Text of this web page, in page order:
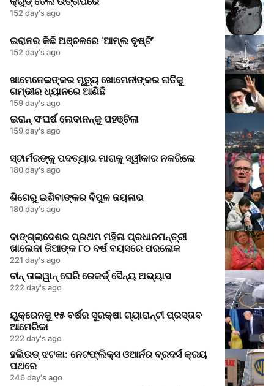
152 day's ago
ଇରାନର କିଛି ଅଞ୍ଚଳରେ ‘ଆମ୍ଲ ବୃଷ୍ଟି’
152 day's ago
ଖାମେନେଇଙ୍କର ମୃତ୍ୟୁ ଖୋମେନୀଙ୍କର ନାତିକୁ
ଗମ୍ଭୀର ଧ୍ୟାନରେ ଆଣିଛି
159 day's ago
ଇରାନ୍ ସଂଘର୍ଷ ଲେବାନନ୍କୁ ପହଞ୍ଚିଲା
159 day's ago
ସ୍ଟାର୍ମରଙ୍କୁ ପଦତ୍ୟାଗ ମାଗକୁ ସ୍ୱୀକାର ନକରିଲେ
180 day's ago
ଶିଗେରୁ ଇଶିବାଙ୍କର ବିପୁଳ ଜୟଳାଭ
180 day's ago
ବାଙ୍ଗ୍ଲାଦେଶର ପ୍ରଥମ ମହିଳା ପ୍ରଧାନମନ୍ତ୍ରୀ
ଖାଲେଦା ଜିଆଙ୍କ ୮୦ ବର୍ଷ ବୟସରେ ପରଲୋକ
221 day's ago
ଚୀନ୍ ତାଇୱାନ୍ ଘେରି ରେକର୍ଡ୍ ସୈନ୍ୟ ଅଭ୍ୟାସ
222 day's ago
ୟୁକ୍ରେନକୁ ୧୫ ବର୍ଷର ସୁରକ୍ଷା ଗ୍ୟାରାନ୍ଟୀ ପ୍ରସ୍ତାବ
ଆମେରିକା
222 day's ago
ହଲିଉଡ୍ ଝଟକା: ନେଟଫ୍ଲିକ୍ସ ଓଆର୍ନର ବ୍ରଦର୍ସ କ୍ରୟ
ପଥରେ
246 day's ago